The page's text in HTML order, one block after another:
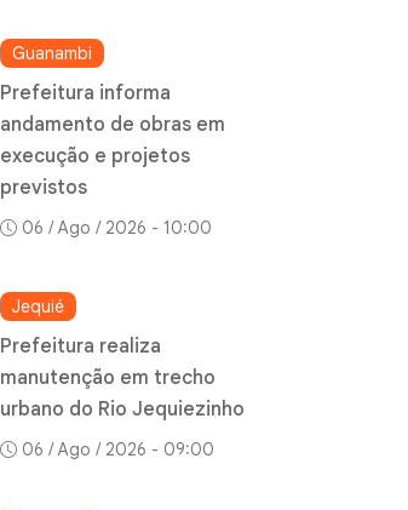
Guanambi
Prefeitura informa
andamento de obras em
execução e projetos
previstos
06 / Ago / 2026 - 10:00
Jequié
Prefeitura realiza
manutenção em trecho
urbano do Rio Jequiezinho
06 / Ago / 2026 - 09:00